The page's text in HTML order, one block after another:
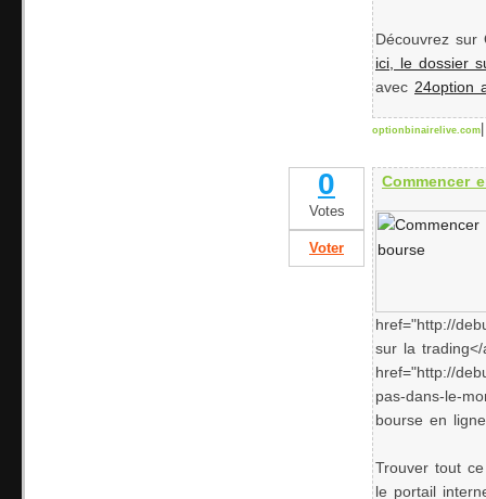
Découvrez
ici, le dossier
avec 24option
optionbinairelive.com
0
Votes
Voter
Commencer
href="http://
sur la
href="http://
pas-dans-le-
bourse en
Trouver tout
le portail